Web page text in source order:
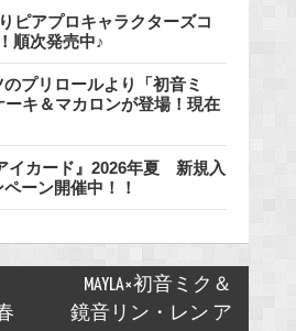
ピアプロキャラクターズコ
順次発売中♪
プリロールより「初音ミ
ーキ＆マカロンが登場！現在
イカード』2026年夏 新規入
ーン開催中！！
MAYLA×初音ミク＆
鏡音リン・レン ア